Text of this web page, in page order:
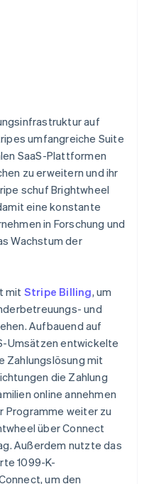
auf
umfangreiche Suite
SaaS-Plattformen
zu erweitern und ihr
schuf Brightwheel
eine konstante
in Forschung und
Wachstum der
mit Stripe Billing, um
und
Aufbauend auf
Umsätzen entwickelte
Zahlungslösung mit
die Zahlung
online annehmen
Programme weiter zu
über Connect
Außerdem nutzte das
1099-K-
um den